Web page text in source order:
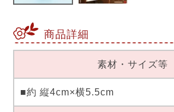
商品詳細
素材・サイズ等
■約 縦4cm×横5.5cm